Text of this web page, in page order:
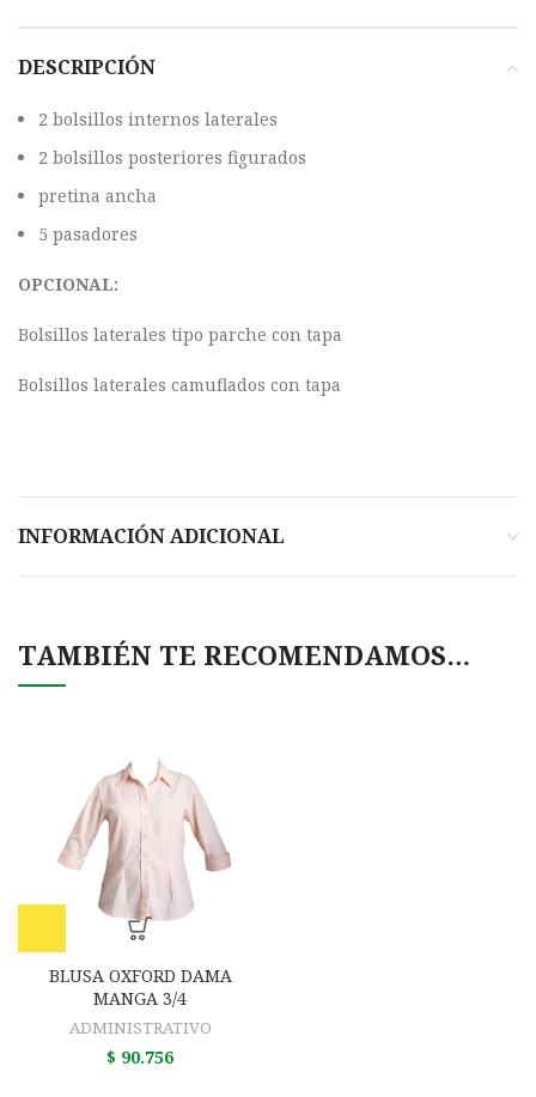
DESCRIPCIÓN
2 bolsillos internos laterales
2 bolsillos posteriores figurados
pretina ancha
5 pasadores
OPCIONAL:
Bolsillos laterales tipo parche con tapa
Bolsillos laterales camuflados con tapa
INFORMACIÓN ADICIONAL
TAMBIÉN TE RECOMENDAMOS…
BLUSA OXFORD DAMA
MANGA 3/4
ADMINISTRATIVO
$ 90.756